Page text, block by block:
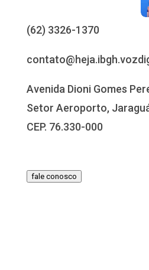
(62) 3326-1370
Avenida Dioni Gomes
Setor Aeroporto,
CEP. 76.330-000
fale conosco